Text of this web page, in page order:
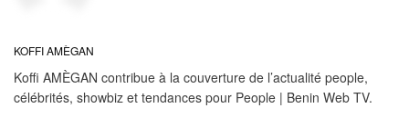
KOFFI AMÈGAN
Koffi AMÈGAN contribue à la couverture de l’actualité people,
célébrités, showbiz et tendances pour People | Benin Web TV.